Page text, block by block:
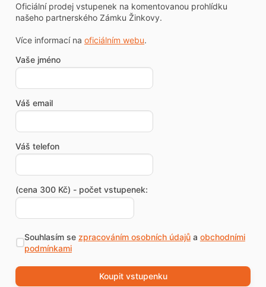
Oficiální prodej vstupenek na komentovanou prohlídku
našeho partnerského Zámku Žinkovy.
Více informací na oficiálním webu.
Vaše jméno
Váš email
Váš telefon
(cena 300 Kč) - počet vstupenek:
Souhlasím se zpracováním osobních údajůa obchodními
podmínkami
Koupit vstupenku